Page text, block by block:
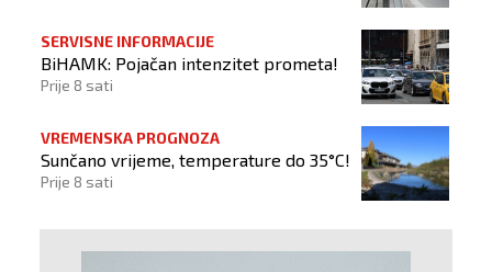
SERVISNE INFORMACIJE
BiHAMK: Pojačan intenzitet prometa!
Prije 8 sati
VREMENSKA PROGNOZA
Sunčano vrijeme, temperature do 35°C!
Prije 8 sati